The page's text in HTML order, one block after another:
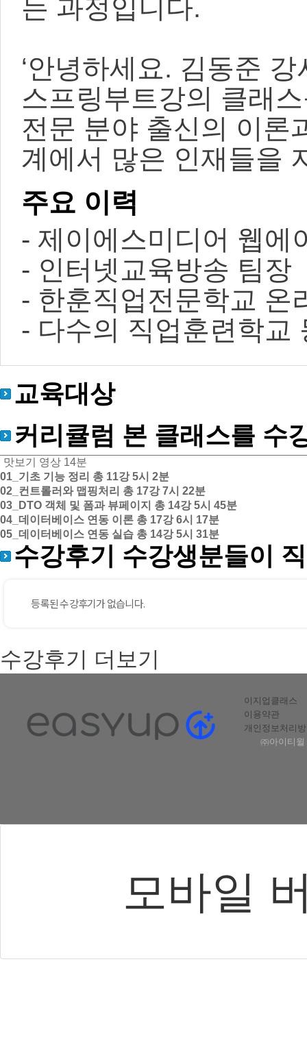
는 과정입니다.
‘안녕하세요. 김동준 강
스프링부트강의 클래
전문 분야 출신의 이론
계에서 많은 인재들을
주요 이력
- 제이에스미디어 웹에
- 인터넷교육방송 팀장
- 한훈직업전문학교 온
- 다수의 직업훈련학교
교육대상
커리큘럼 본 클래스를 수
맛보기 영상 14분
01_기초 기능 정리 총 11강 5시 2분
02_컨트롤러와 맵핑처리 총 17강 7시 22분
03_DTO 객체 및 폼과 뷰페이지 총 14강 5시 45분
04_데이터베이스 연동 이론 총 17강 6시 17분
05_데이터베이스 연동 실습 총 14강 5시 31분
수강후기 수강생분들이
수강후기 더보기
이지업클래스
이용약관
개인정보처리
㈜아이티
모바일